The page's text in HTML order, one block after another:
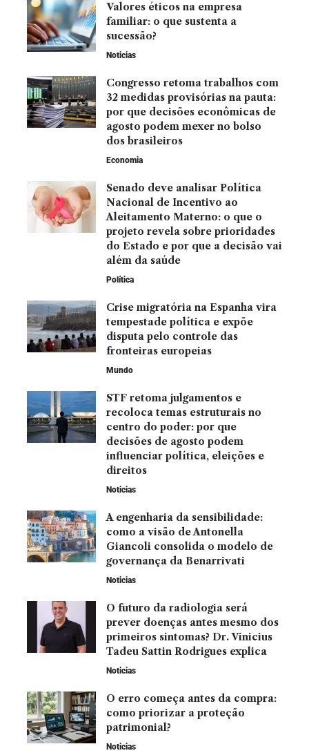
Valores éticos na empresa
familiar: o que sustenta a
sucessão?
Noticias
Congresso retoma trabalhos com
32 medidas provisórias na pauta:
por que decisões econômicas de
agosto podem mexer no bolso
dos brasileiros
Economia
Senado deve analisar Política
Nacional de Incentivo ao
Aleitamento Materno: o que o
projeto revela sobre prioridades
do Estado e por que a decisão vai
além da saúde
Política
Crise migratória na Espanha vira
tempestade política e expõe
disputa pelo controle das
fronteiras europeias
Mundo
STF retoma julgamentos e
recoloca temas estruturais no
centro do poder: por que
decisões de agosto podem
influenciar política, eleições e
direitos
Noticias
A engenharia da sensibilidade:
como a visão de Antonella
Giancoli consolida o modelo de
governança da Benarrivati
Noticias
O futuro da radiologia será
prever doenças antes mesmo dos
primeiros sintomas? Dr. Vinicius
Tadeu Sattin Rodrigues explica
Noticias
O erro começa antes da compra:
como priorizar a proteção
patrimonial?
Noticias